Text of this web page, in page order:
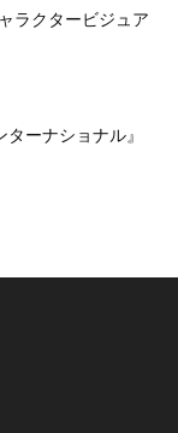
ラクタービジュア
ターナショナル』